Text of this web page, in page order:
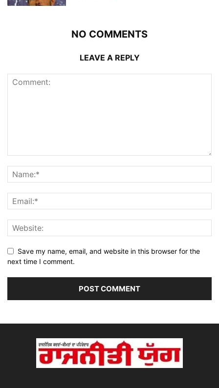
NO COMMENTS
LEAVE A REPLY
Save my name, email, and website in this browser for the
next time I comment.